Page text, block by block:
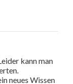
kann man
neues Wissen